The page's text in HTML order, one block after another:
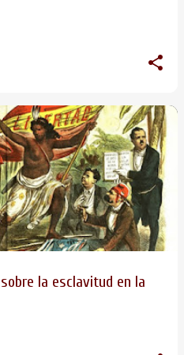
la esclavitud en la